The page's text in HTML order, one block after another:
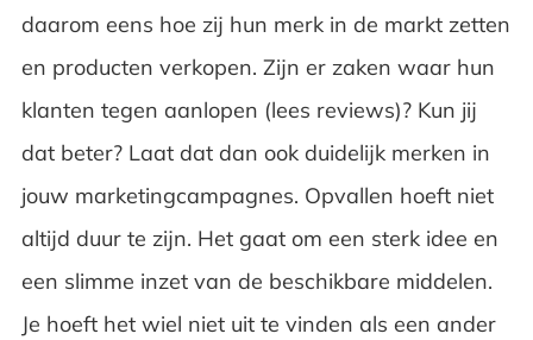
daarom eens hoe zij hun merk in de markt zetten
en producten verkopen. Zijn er zaken waar hun
klanten tegen aanlopen (lees reviews)? Kun jij
dat beter? Laat dat dan ook duidelijk merken in
jouw marketingcampagnes. Opvallen hoeft niet
altijd duur te zijn. Het gaat om een sterk idee en
een slimme inzet van de beschikbare middelen.
Je hoeft het wiel niet uit te vinden als een ander